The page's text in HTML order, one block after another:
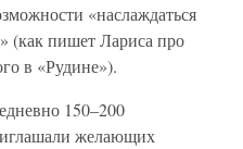
«наслаждаться
(как пишет Лариса про
в «Рудине»).
150–200
желающих